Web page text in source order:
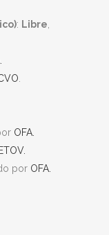
: Libre
OFA.
por OFA.